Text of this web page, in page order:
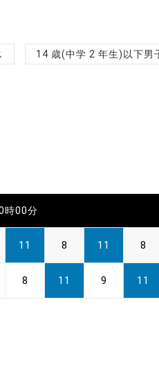
14 歳(中学 2 年生)以下男
時00分
11 8 11 8
8 11 9 11